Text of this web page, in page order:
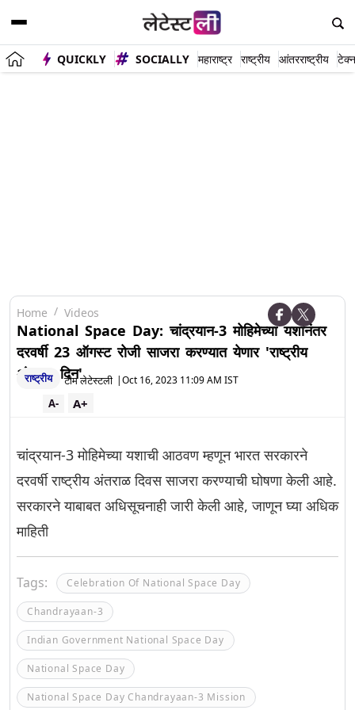
QUICKLY SOCIALLY महाराष्ट्र राष्ट्रीय आंतरराष्ट्रीय
Home Videos
National Space Day: चांद्रयान-3 मोहिमेच्या यशानंतर
दरवर्षी 23 ऑगस्ट रोजी साजरा करण्यात येणार 'राष्ट्रीय
अंतराळ दिन'
राष्ट्रीय टीम लेटेस्टली |Oct 16, 2023 11:09 AM IST
A+
A-
चांद्रयान-3 मोहिमेच्या यशाची आठवण म्हणून भारत सरकारने
दरवर्षी राष्ट्रीय अंतराळ दिवस साजरा करण्याची घोषणा केली आहे.
सरकारने याबाबत अधिसूचनाही जारी केली आहे, जाणून घ्या अधिक
माहिती
Tags: Celebration Of National Space Day
Chandrayaan-3
Indian Government National Space Day
National Space Day
National Space Day Chandrayaan-3 Mission